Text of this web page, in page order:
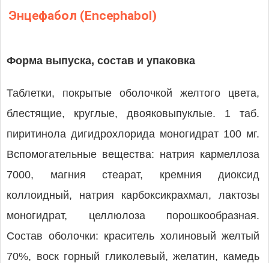
Лекарственные средства
Энцефабол (Encephabol)
Форма выпуска, состав и упаковка
Таблетки, покрытые оболочкой желтого цвета,
блестящие, круглые, двояковыпуклые. 1 таб.
пиритинола дигидрохлорида моногидрат 100 мг.
Вспомогательные вещества: натрия кармеллоза
7000, магния стеарат, кремния диоксид
коллоидный, натрия карбоксикрахмал, лактозы
моногидрат, целлюлоза порошкообразная.
Состав оболочки: краситель холиновый желтый
70%, воск горный гликолевый, желатин, камедь